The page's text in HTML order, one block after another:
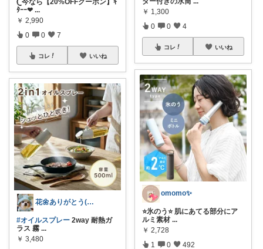
𓊆今なら【20%OFFクーポン】ｷ
ﾀｰｰ❤ ...
￥ 2,990
0 0 7
コレ いいね
花🌼ありがとう(*･ω･)*_ _)ﾍ
#オイルスプレー 2way 耐熱ガ
ラス 霧 ...
￥ 3,480
￥ 1,300
0 0 4
コレ いいね
omomo✨
⭐️氷のう⭐️ 肌にあてる部分にア
ルミ素材 ...
￥ 2,728
1 0 492